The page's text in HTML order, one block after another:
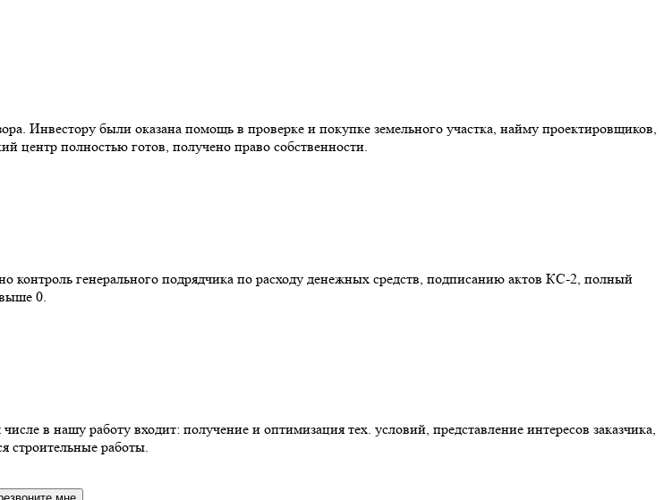
Инвестору были оказана помощь в проверке и покупке земельного участка, найму проектировщиков,
центр полностью готов, получено право собственности.
генерального подрядчика по расходу денежных средств, подписанию актов КС-2, полный
0.
в нашу работу входит: получение и оптимизация тех. условий, представление интересов заказчика,
строительные работы.
мне